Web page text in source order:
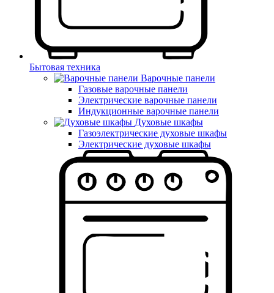
Бытовая техника
Варочные панели
Газовые варочные панели
Электрические варочные панели
Индукционные варочные панели
Духовые шкафы
Газоэлектрические духовые шкафы
Электрические духовые шкафы